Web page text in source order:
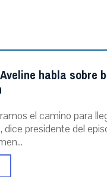
habla sobre
el camino para
dice presidente del